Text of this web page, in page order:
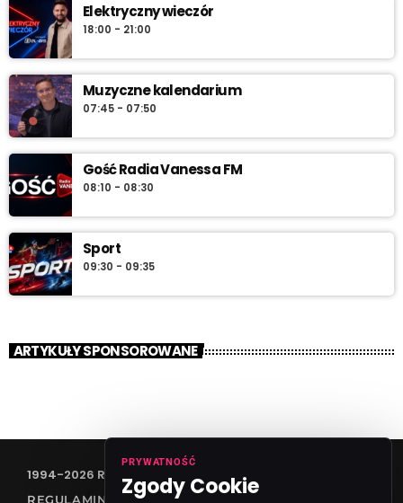
Elektryczny wieczór
18:00 - 21:00
Muzyczne kalendarium
07:45 - 07:50
Gość Radia Vanessa FM
08:10 - 08:30
Sport
09:30 - 09:35
ARTYKUŁY SPONSOROWANE
1994-2026 RADIO VANESSA SPÓŁKA Z O.O
REGULAMIN KONKURSÓW
PRYWATNOŚĆ
Zgody Cookie